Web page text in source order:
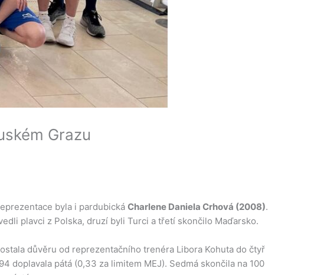
Grazu
byla i pardubická Charlene Daniela Crhová (2008).
plavci z Polska, druzí byli Turci a třetí skončilo Maďarsko.
důvěru od reprezentačního trenéra Libora Kohuta do čtyř
doplavala pátá (0,33 za limitem MEJ). Sedmá skončila na 100